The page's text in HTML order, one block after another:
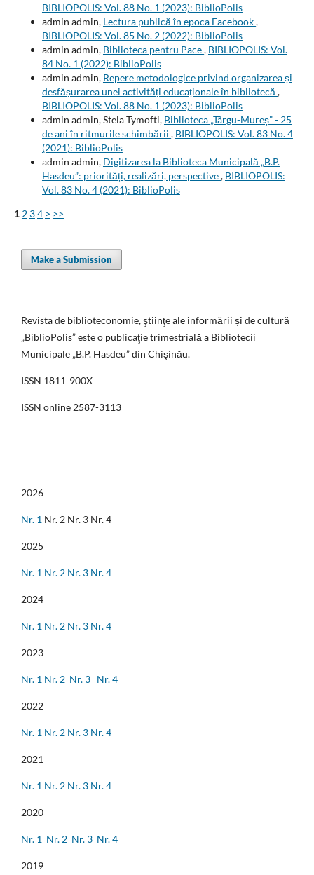
BIBLIOPOLIS: Vol. 88 No. 1 (2023): BiblioPolis
admin admin, Lectura publică în epoca Facebook,
BIBLIOPOLIS: Vol. 85 No. 2 (2022): BiblioPolis
admin admin, Biblioteca pentru Pace, BIBLIOPOLIS: Vol.
84 No. 1 (2022): BiblioPolis
admin admin, Repere metodologice privind organizarea și
desfășurarea unei activități educaționale în bibliotecă ,
BIBLIOPOLIS: Vol. 88 No. 1 (2023): BiblioPolis
admin admin, Stela Tymofti, Biblioteca „Târgu-Mureș” - 25
de ani în ritmurile schimbării , BIBLIOPOLIS: Vol. 83 No. 4
(2021): BiblioPolis
admin admin, Digitizarea la Biblioteca Municipală „B.P.
Hasdeu”: priorități, realizări, perspective, BIBLIOPOLIS:
Vol. 83 No. 4 (2021): BiblioPolis
1 2 34 > >>
Make a Submission
Revista de biblioteconomie, ştiinţe ale informării și de cultură
„BiblioPolis” este o publicaţie trimestrială a Bibliotecii
Municipale „B.P. Hasdeu” din Chişinău.
ISSN 1811-900X
ISSN online 2587-3113
2026
Nr. 1 Nr. 2 Nr. 3 Nr. 4
2025
Nr. 1 Nr. 2 Nr. 3 Nr. 4
2024
Nr. 1 Nr. 2 Nr. 3 Nr. 4
2023
Nr. 1 Nr. 2 Nr. 3 Nr. 4
2022
Nr. 1 Nr. 2 Nr. 3 Nr. 4
2021
Nr. 1 Nr. 2 Nr. 3 Nr. 4
2020
Nr. 1 Nr. 2 Nr. 3 Nr. 4
2019